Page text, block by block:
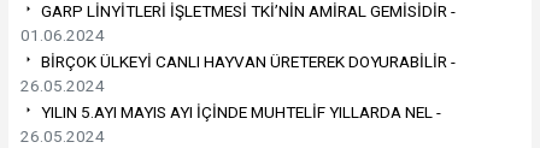
GARP LİNYİTLERİ İŞLETMESİ TKİ’NİN AMİRAL GEMİSİDİR -
01.06.2024
BİRÇOK ÜLKEYİ CANLI HAYVAN ÜRETEREK DOYURABİLİR -
26.05.2024
YILIN 5.AYI MAYIS AYI İÇİNDE MUHTELİF YILLARDA NEL -
26.05.2024